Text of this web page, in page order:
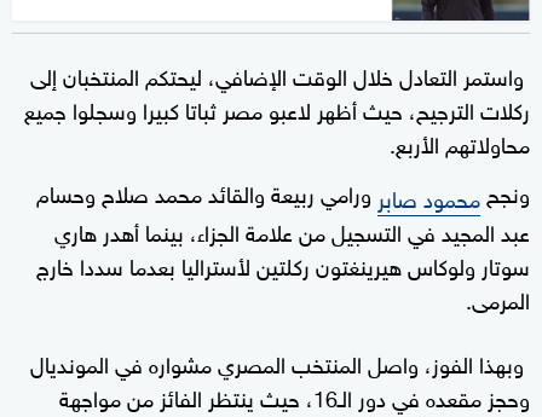
واستمر التعادل خلال الوقت الإضافي، ليحتكم المنتخبان إلى
ركلات الترجيح، حيث أظهر لاعبو مصر ثباتا كبيرا وسجلوا جميع
محاولاتهم الأربع.
ونجحمحمود صابر ورامي ربيعة والقائد محمد صلاح وحسام
عبد المجيد في التسجيل من علامة الجزاء، بينما أهدر هاري
سوتار ولوكاس هيرينغتون ركلتين لأستراليا بعدما سددا خارج
المرمى.
وبهذا الفوز، واصل المنتخب المصري مشواره في المونديال
وحجز مقعده في دور الـ16، حيث ينتظر الفائز من مواجهة